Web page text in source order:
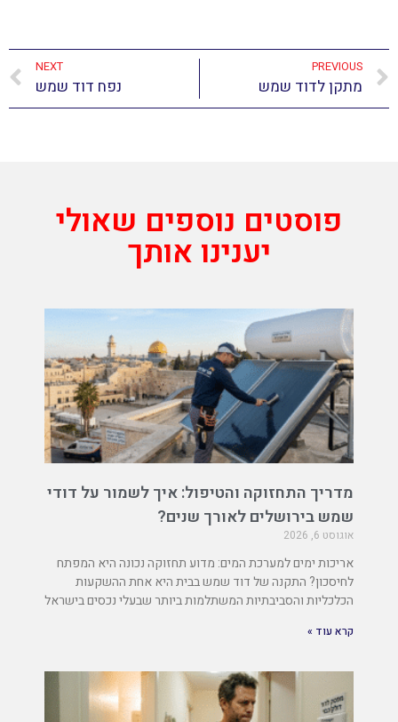
PREVIOUS
מתקן לדוד שמש
NEXT
נפח דוד שמש
פוסטים נוספים שאולי
יענינו אותך
מדריך התחזוקה והטיפול: איך לשמור על דודי
שמש בירושלים לאורך שנים?
אוגוסט 6, 2026
אריכות ימים למערכת המים: מדוע תחזוקה נכונה היא המפתח
לחיסכון? התקנה של דוד שמש בבית היא אחת ההשקעות
הכלכליות והסביבתיות המשתלמות ביותר שבעלי נכסים בישראל
קרא עוד »